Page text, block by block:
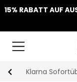
15% RABATT AUF
Klarna